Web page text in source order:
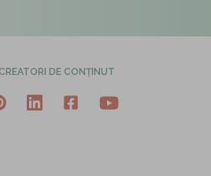
DE CONȚINUT